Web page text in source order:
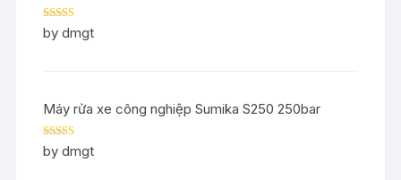
Rated5out
of 5
by dmgt
Máy rửa xe công nghiệp Sumika S250 250bar
Rated5out
of 5
by dmgt